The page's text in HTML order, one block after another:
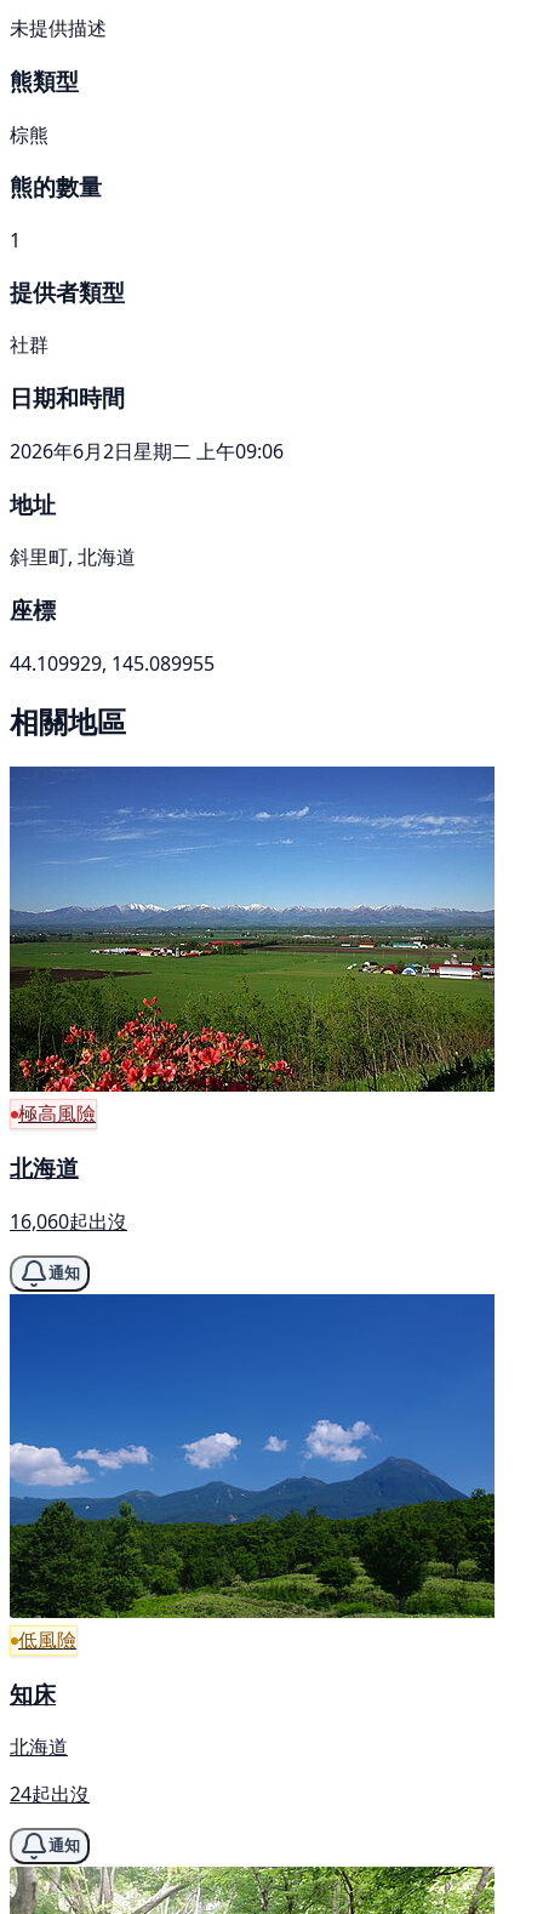
未提供描述
熊類型
棕熊
熊的數量
1
提供者類型
社群
日期和時間
2026年6月2日星期二 上午09:06
地址
斜里町, 北海道
座標
44.109929, 145.089955
相關地區
極高風險
北海道
16,060起出沒
通知
低風險
知床
北海道
24起出沒
通知